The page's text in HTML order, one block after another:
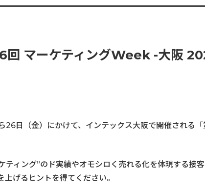
回 マーケティングWeek -大阪
日（金）にかけて、インテックス大阪で開催される「
ティング”のド実績やオモシロく売れる化を体現する接
げるヒントを得てください。